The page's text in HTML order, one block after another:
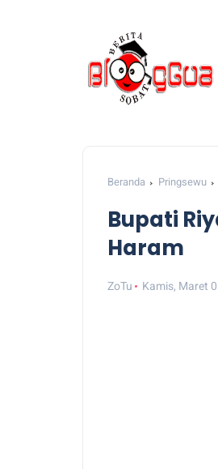
Beranda Pringsewu
Bupati
Haram
ZoTu Kamis, Maret